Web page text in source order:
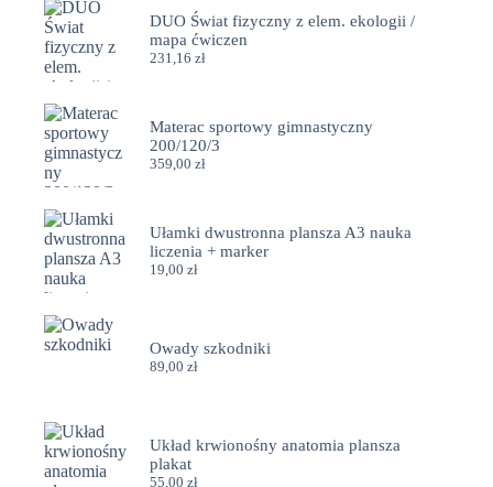
DUO Świat fizyczny z elem. ekologii /
mapa ćwiczen
231,16zł
Materac sportowy gimnastyczny
200/120/3
359,00zł
Ułamki dwustronna plansza A3 nauka
liczenia + marker
19,00zł
Owady szkodniki
89,00zł
Układ krwionośny anatomia plansza
plakat
55,00zł